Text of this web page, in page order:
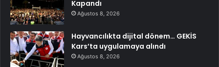
Kapandı
Ağustos 8, 2026
Hayvancılıkta dijital dönem… GEKİS
Kars’ta uygulamaya alındı
Ağustos 8, 2026